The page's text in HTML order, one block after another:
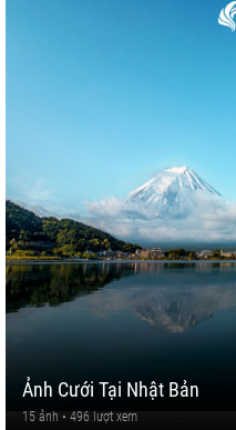
Ảnh Cưới Tại Nhật Bản
15 ảnh • 496 lượt xem